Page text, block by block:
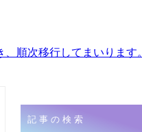
順次移行してまいります。
記事の検索